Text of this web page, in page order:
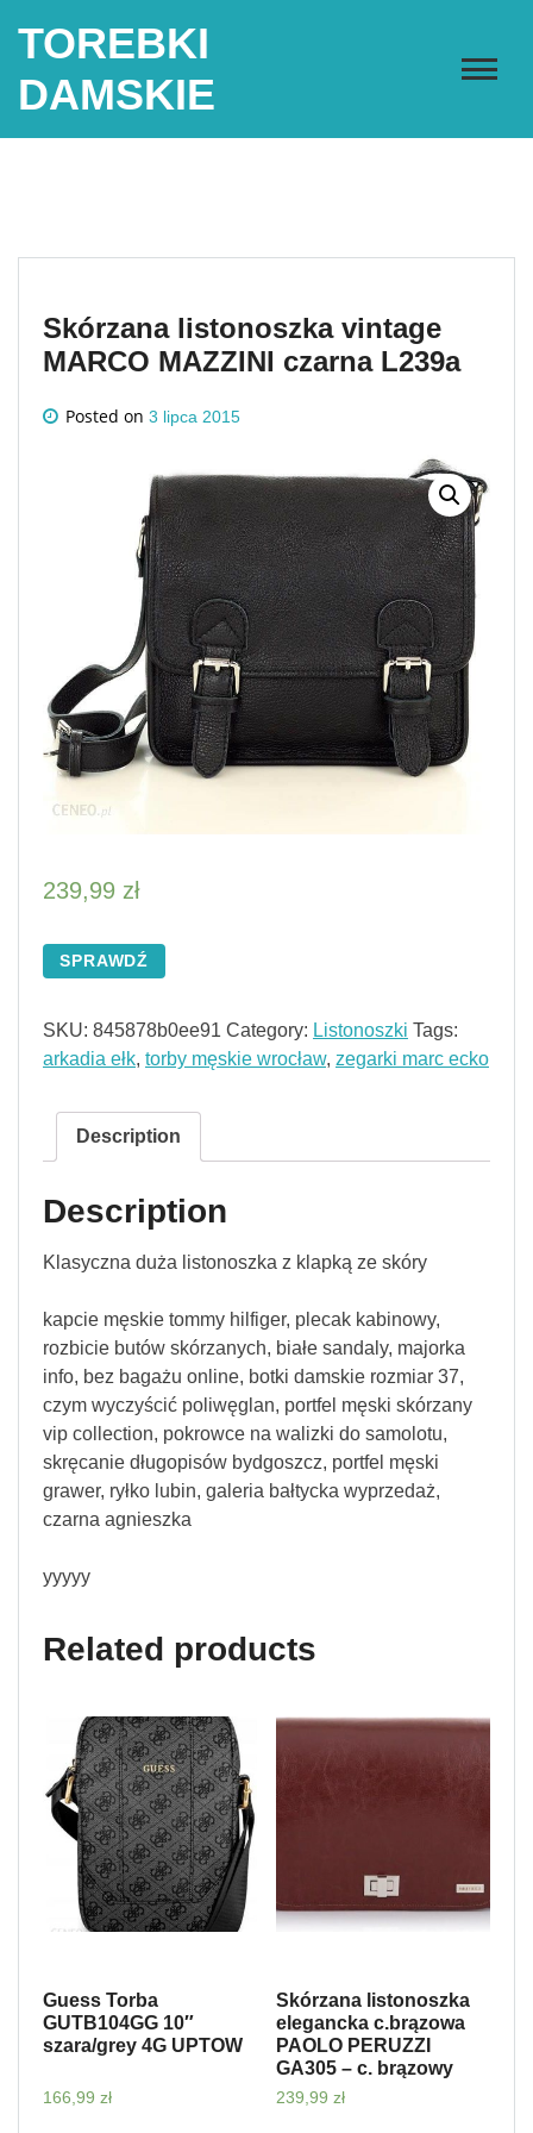
TOREBKI
DAMSKIE
Skórzana listonoszka vintage
MARCO MAZZINI czarna L239a
Posted on 3 lipca 2015
239,99 zł
SPRAWDŹ
SKU: 845878b0ee91 Category: Listonoszki Tags:
arkadia ełk, torby męskie wrocław, zegarki marc ecko
Description
Description
Klasyczna duża listonoszka z klapką ze skóry
kapcie męskie tommy hilfiger, plecak kabinowy,
rozbicie butów skórzanych, białe sandaly, majorka
info, bez bagażu online, botki damskie rozmiar 37,
czym wyczyścić poliwęglan, portfel męski skórzany
vip collection, pokrowce na walizki do samolotu,
skręcanie długopisów bydgoszcz, portfel męski
grawer, ryłko lubin, galeria bałtycka wyprzedaż,
czarna agnieszka
yyyyy
Related products
Guess Torba
GUTB104GG 10″
szara/grey 4G UPTOW
166,99 zł
Skórzana listonoszka
elegancka c.brązowa
PAOLO PERUZZI
GA305 – c. brązowy
239,99 zł